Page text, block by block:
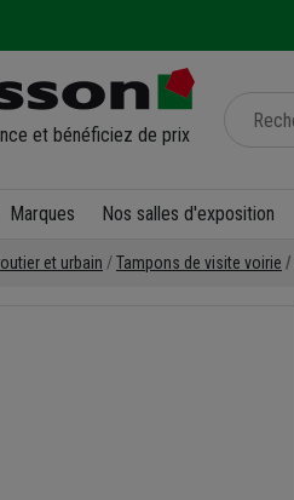
et bénéficiez de prix
Marques Nos salles d'exposition
et urbain Tampons de visite voirie